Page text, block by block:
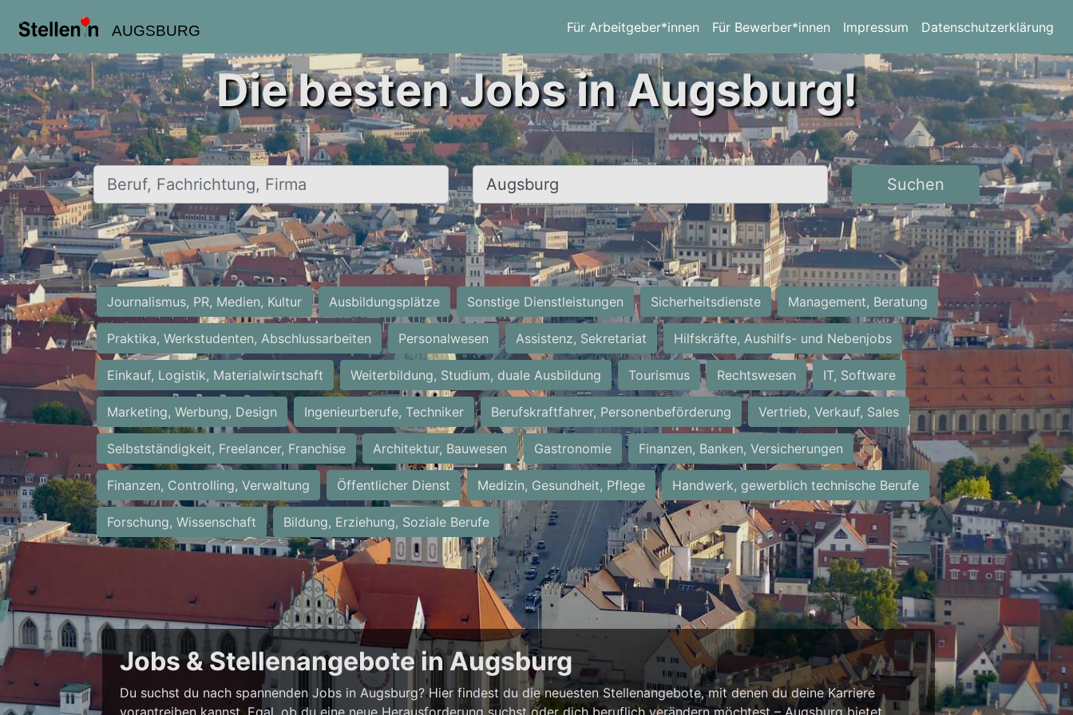
AUGSBURG Für Arbeitgeber*innen Für Bewerber*innen Impressum Datenschutzerklärung
Die besten Jobs in Augsburg!
Beruf, Fachrichtung, Firma Ort, Stadt Suchen
Journalismus, PR, Medien, Kultur Ausbildungsplätze Sonstige Dienstleistungen Sicherheitsdienste Management, Beratung
Praktika, Werkstudenten, Abschlussarbeiten Personalwesen Assistenz, Sekretariat Hilfskräfte, Aushilfs- und Nebenjobs
Einkauf, Logistik, Materialwirtschaft Weiterbildung, Studium, duale Ausbildung Tourismus Rechtswesen IT, Software
Marketing, Werbung, Design Ingenieurberufe, Techniker Berufskraftfahrer, Personenbeförderung Vertrieb, Verkauf, Sales
Selbstständigkeit, Freelancer, Franchise Architektur, Bauwesen Gastronomie Finanzen, Banken, Versicherungen
Finanzen, Controlling, Verwaltung Öffentlicher Dienst Medizin, Gesundheit, Pflege Handwerk, gewerblich technische Berufe
Forschung, Wissenschaft Bildung, Erziehung, Soziale Berufe
Jobs & Stellenangebote in Augsburg
Du suchst du nach spannenden Jobs in Augsburg? Hier findest du die neuesten Stellenangebote, mit denen du deine Karriere